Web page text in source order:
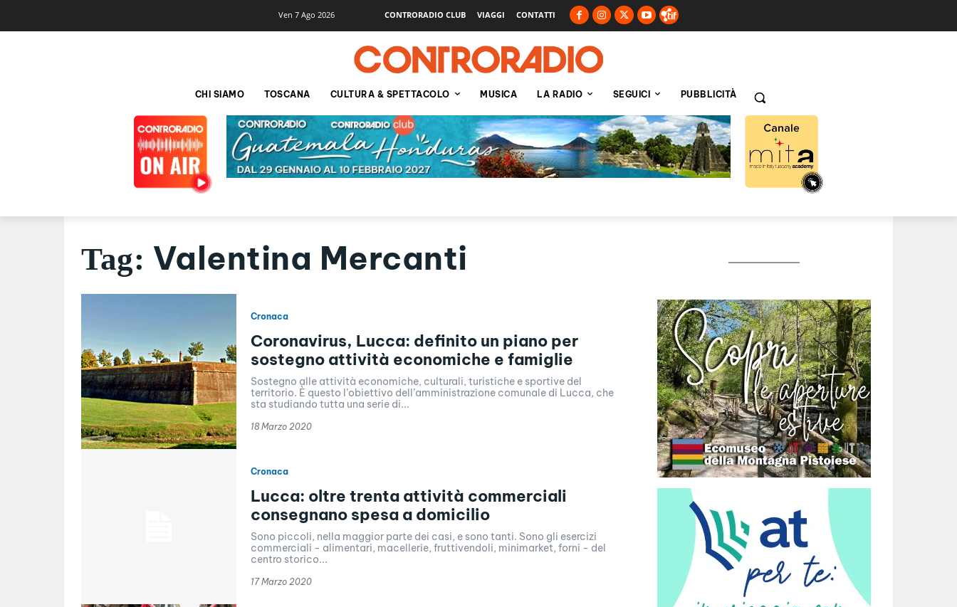
Ven 7 Ago 2026 CONTRORADIO CLUB VIAGGI CONTATTI
CHI SIAMO TOSCANA CULTURA & SPETTACOLO MUSICA LA RADIO SEGUICI PUBBLICITÀ
Tag: Valentina Mercanti
Cronaca
Coronavirus, Lucca: definito un piano per
sostegno attività economiche e famiglie
Sostegno alle attività economiche, culturali, turistiche e sportive del
territorio. È questo l’obiettivo dell’amministrazione comunale di Lucca, che
sta studiando tutta una serie di...
18 Marzo 2020
Cronaca
Lucca: oltre trenta attività commerciali
consegnano spesa a domicilio
Sono piccoli, nella maggior parte dei casi, e sono tanti. Sono gli esercizi
commerciali - alimentari, macellerie, fruttivendoli, minimarket, forni - del
centro storico...
17 Marzo 2020